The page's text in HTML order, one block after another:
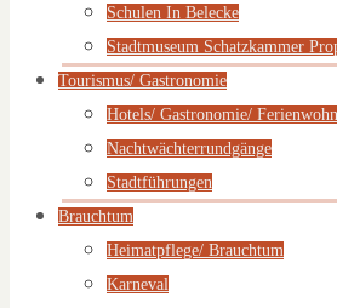
Schulen In Belecke
Stadtmuseum Schatzkammer
Tourismus/ Gastronomie
Hotels/ Gastronomie/
Nachtwächterrundgänge
Stadtführungen
Brauchtum
Heimatpflege/ Brauchtum
Karneval